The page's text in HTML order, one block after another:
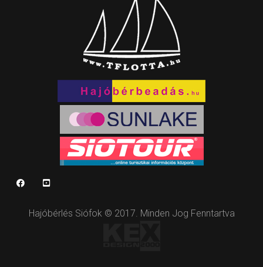
Hajóbérlés Siófok © 2017. Minden Jog Fenntartva